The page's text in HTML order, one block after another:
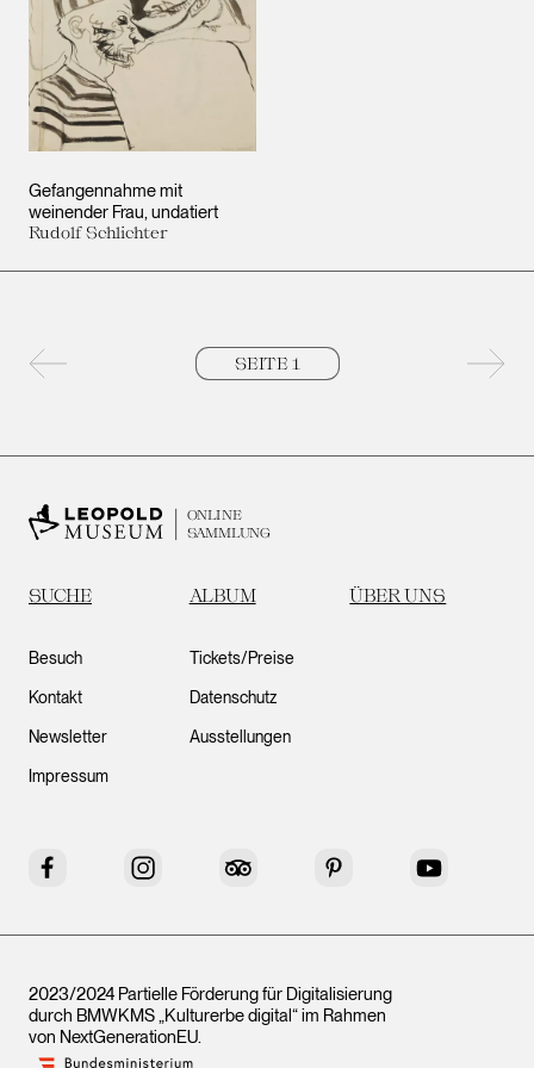
Gefangennahme mit
weinender Frau undatiert
Rudolf Schlichter
ONLINE
SAMMLUNG
SUCHE ALBUM ÜBER UNS
Besuch
Kontakt
Newsletter
Impressum
Tickets/Preise
Datenschutz
Ausstellungen
Facebook Instagram Tripadvisor Pinterest YouTube
2023/2024 Partielle Förderung für Digitalisierung
durch BMWKMS „Kulturerbe digital“ im Rahmen
von NextGenerationEU.